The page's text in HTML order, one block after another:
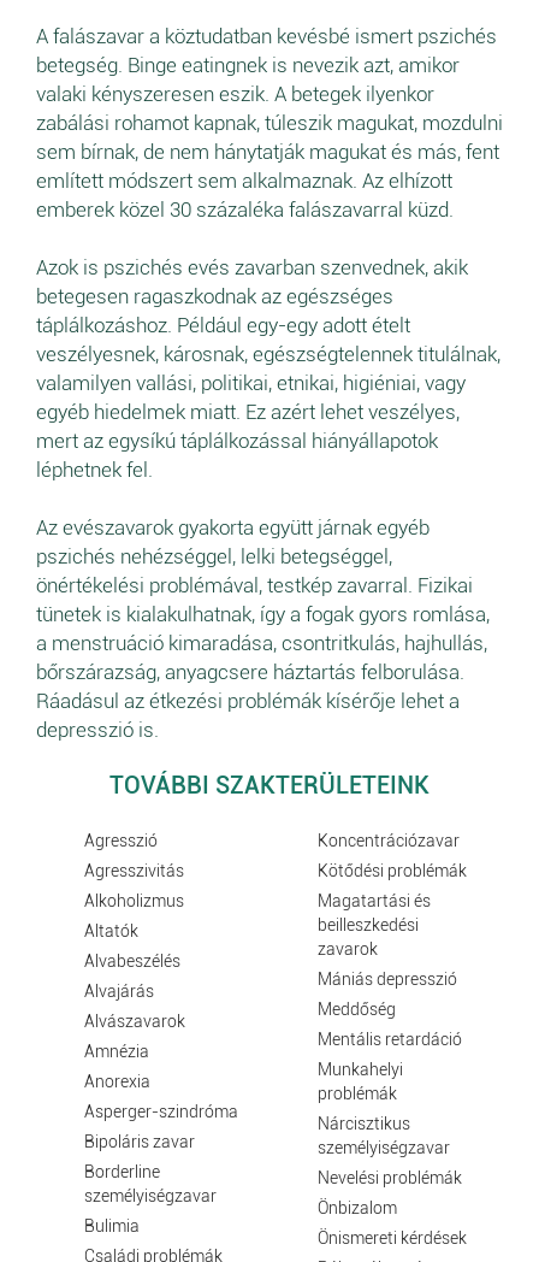
A falászavar a köztudatban kevésbé ismert pszichés
betegség. Binge eatingnek is nevezik azt, amikor
valaki kényszeresen eszik. A betegek ilyenkor
zabálási rohamot kapnak, túleszik magukat, mozdulni
sem bírnak, de nem hánytatják magukat és más, fent
említett módszert sem alkalmaznak. Az elhízott
emberek közel 30 százaléka falászavarral küzd.
Azok is pszichés evés zavarban szenvednek, akik
betegesen ragaszkodnak az egészséges
táplálkozáshoz. Például egy-egy adott ételt
veszélyesnek, károsnak, egészségtelennek titulálnak,
valamilyen vallási, politikai, etnikai, higiéniai, vagy
egyéb hiedelmek miatt. Ez azért lehet veszélyes,
mert az egysíkú táplálkozással hiányállapotok
léphetnek fel.
Az evészavarok gyakorta együtt járnak egyéb
pszichés nehézséggel, lelki betegséggel,
önértékelési problémával, testkép zavarral. Fizikai
tünetek is kialakulhatnak, így a fogak gyors romlása,
a menstruáció kimaradása, csontritkulás, hajhullás,
bőrszárazság, anyagcsere háztartás felborulása.
Ráadásul az étkezési problémák kísérője lehet a
depresszió is.
TOVÁBBI SZAKTERÜLETEINK
Agresszió
Agresszivitás
Alkoholizmus
Altatók
Alvabeszélés
Alvajárás
Alvászavarok
Amnézia
Anorexia
Asperger-szindróma
Bipoláris zavar
Borderline
személyiségzavar
Bulimia
Családi problémák
Koncentrációzavar
Kötődési problémák
Magatartási és
beilleszkedési
zavarok
Mániás depresszió
Meddőség
Mentális retardáció
Munkahelyi
problémák
Nárcisztikus
személyiségzavar
Nevelési problémák
Önbizalom
Önismereti kérdések